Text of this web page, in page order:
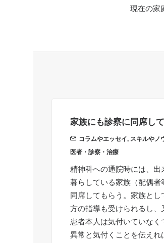
現在の家
家族にも診察に同席し
コラムやエッセイ, スキルやノ
医者・診察・治療
精神科への通院時には、出
暮らしている家族（配偶者
同席してもらう。家族とし
方の指導も受けられるし、
患者本人は気付いていなく
異常と気付くことを伝えれ